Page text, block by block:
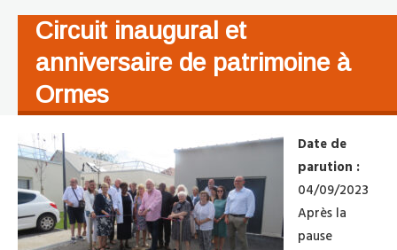
Circuit inaugural et
anniversaire de patrimoine à
Ormes
Date de
parution :
04/09/2023
Après la
pause